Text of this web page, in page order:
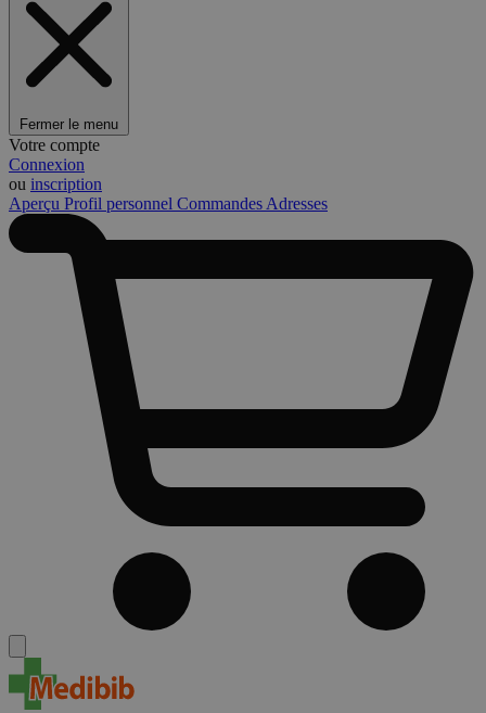
Fermer le menu
Votre compte
Connexion
ou inscription
Aperçu Profil personnel Commandes Adresses